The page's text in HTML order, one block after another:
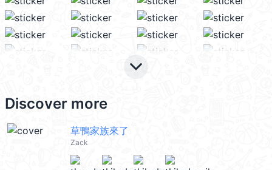
keyboard_arrow_down
Discover more
草鴨家族來了
Zack